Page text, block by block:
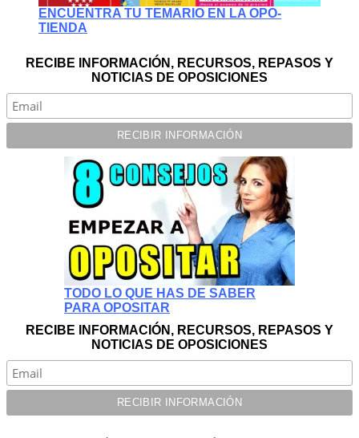
ENCUENTRA TU TEMARIO EN LA OPO-
TIENDA
RECIBE INFORMACIÓN, RECURSOS, REPASOS Y
NOTICIAS DE OPOSICIONES
TODO LO QUE HAS DE SABER
PARA OPOSITAR
RECIBE INFORMACIÓN, RECURSOS, REPASOS Y
NOTICIAS DE OPOSICIONES